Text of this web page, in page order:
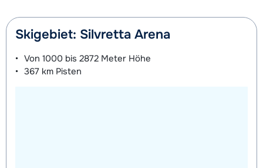
Skigebiet: Silvretta Arena
Von 1000 bis 2872 Meter Höhe
367 km Pisten